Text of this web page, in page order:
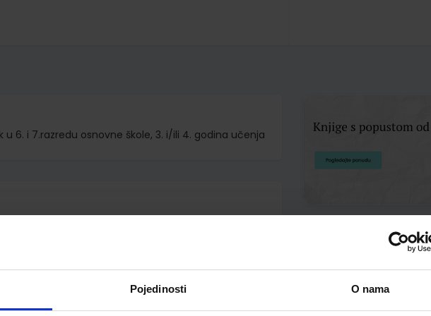
Pojedinosti O nama
u 6. i 7.razredu osnovne škole, 3. i/ili 4. godina učenja